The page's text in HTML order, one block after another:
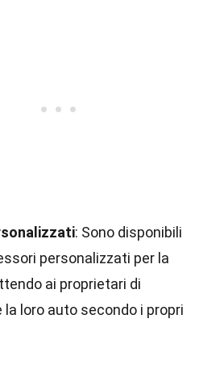
: Sono disponibili
personalizzati per la
ai proprietari di
la loro auto secondo i propri